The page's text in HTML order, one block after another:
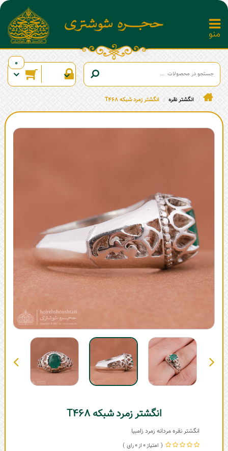
0
انگشتر نقره انگشتر زمرد شبکه T468
انگشتر زمرد شبکه T468
انگشتر نقره مردانه زمرد زامبیا
0
0